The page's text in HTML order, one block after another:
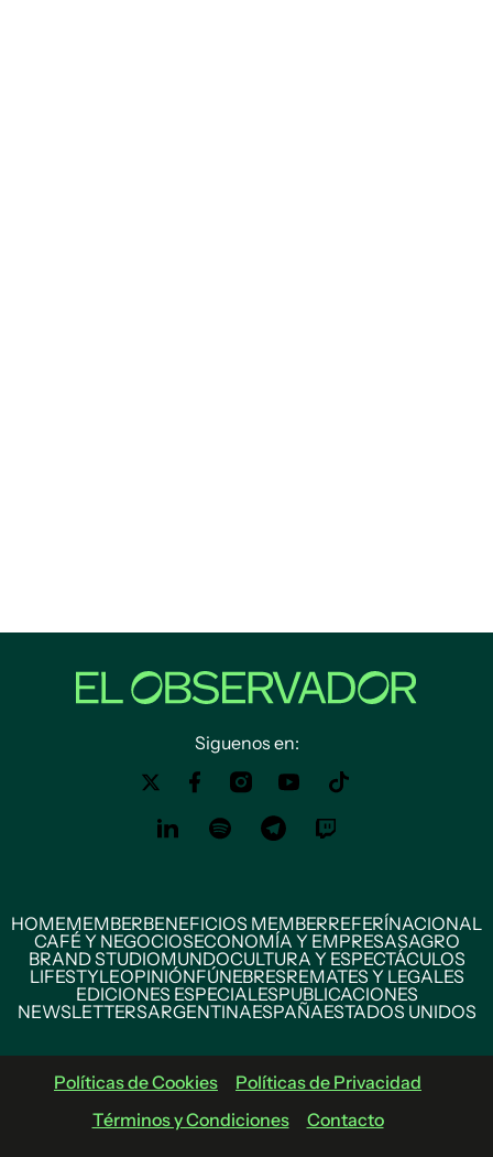
Siguenos en:
HOMEMEMBERBENEFICIOS MEMBERREFERÍNACIONAL
CAFÉ Y NEGOCIOSECONOMÍA Y EMPRESASAGRO
BRAND STUDIOMUNDOCULTURA Y ESPECTÁCULOS
LIFESTYLEOPINIÓNFÚNEBRESREMATES Y LEGALES
EDICIONES ESPECIALESPUBLICACIONES
NEWSLETTERSARGENTINAESPAÑAESTADOS UNIDOS
Políticas de Cookies
Políticas de Privacidad
Términos y Condiciones
Contacto